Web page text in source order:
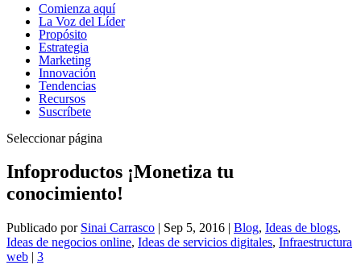
Comienza aquí
La Voz del Líder
Propósito
Estrategia
Marketing
Innovación
Tendencias
Recursos
Suscríbete
Seleccionar página
Infoproductos ¡Monetiza tu
conocimiento!
Publicado por Sinai Carrasco | Sep 5, 2016 | Blog, Ideas de blogs,
Ideas de negocios online, Ideas de servicios digitales, Infraestructura
web | 3